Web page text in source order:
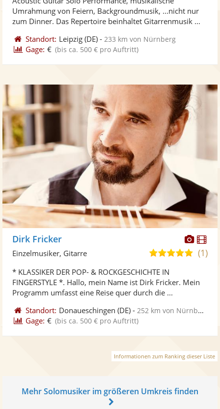
Umrahmung von Feiern, Backgroundmusik, ...nicht nur
zum Dinner. Das Repertoire beinhaltet Gitarrenmusik ...
Standort: Leipzig (DE) - 233 km von Nürnberg
Gage: € (bis ca. 500 € pro Auftritt)
Dirk Fricker
5,0(1)
Einzelmusiker, Gitarre
* KLASSIKER DER POP- & ROCKGESCHICHTE IN
FINGERSTYLE *. Hallo, mein Name ist Dirk Fricker. Mein
Programm umfasst eine Reise quer durch die ...
Standort: Donaueschingen (DE) - 252 km von Nürnberg
Gage: € (bis ca. 500 € pro Auftritt)
Informationen zum Ranking dieser Liste
Mehr Solomusiker im größeren Umkreis finden